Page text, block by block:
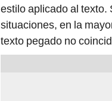
estilo aplicado al texto.
situaciones, en la
texto pegado no